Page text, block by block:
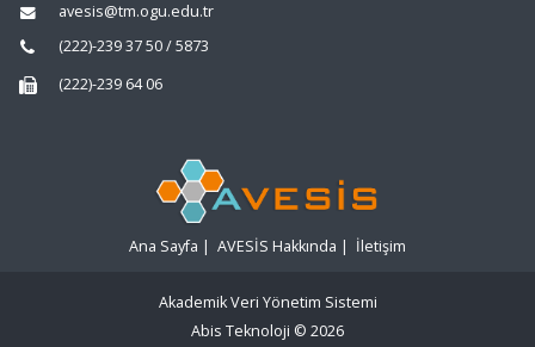
avesis@tm.ogu.edu.tr
(222)-239 37 50 / 5873
(222)-239 64 06
Ana Sayfa | AVESİS Hakkında | İletişim
Akademik Veri Yönetim Sistemi
Abis Teknoloji © 2026